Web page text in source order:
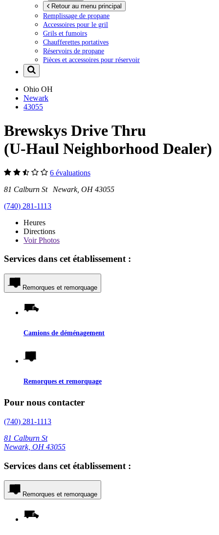
Retour au menu principal
Remplissage de propane
Accessoires pour le gril
Grils et fumoirs
Chaufferettes portatives
Réservoirs de propane
Pièces et accessoires pour réservoir
Ohio OH
Newark
43055
Brewskys Drive Thru
(U-Haul Neighborhood Dealer)
6 évaluations
81 Calburn St Newark, OH 43055
(740) 281-1113
Heures
Directions
VoirPhotos
Services dans cet établissement :
Remorques et remorquage
Camions de déménagement
Remorques et remorquage
Pour nous contacter
(740) 281-1113
81 Calburn St
Newark, OH 43055
Services dans cet établissement :
Remorques et remorquage